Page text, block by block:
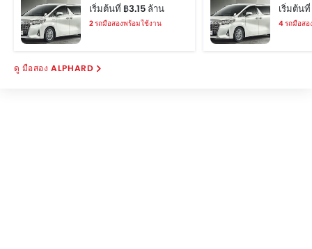
เริ่มต้นที่ ฿3.15 ล้าน
2 รถมือสองพร้อมใช้งาน
เริ่มต้น
4 รถมือส
มือสอง ALPHARD